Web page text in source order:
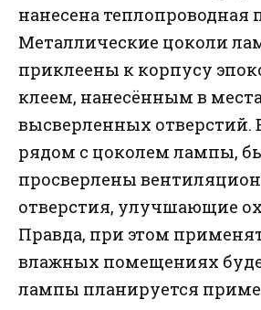
нанесена теплопроводная
Металлические цоколи
приклеены к корпусу
клеем, нанесённым в
высверленных отверстий.
рядом с цоколем лампы,
просверлены
отверстия, улучшающие
Правда, при этом
влажных помещениях
лампы планируется